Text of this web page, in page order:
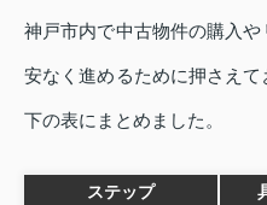
神戸市内で中古物件の購入
安なく進めるために押さえ
下の表にまとめました。
ステップ